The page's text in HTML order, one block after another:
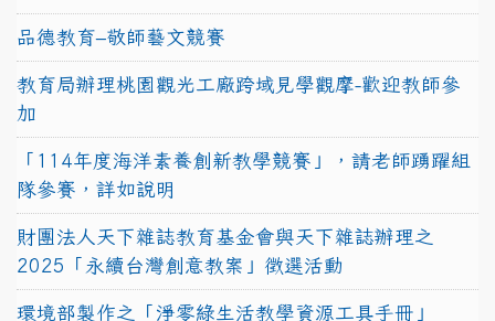
品德教育–敬師藝文競賽
教育局辦理桃園觀光工廠跨域見學觀摩-歡迎教師參
加
「114年度海洋素養創新教學競賽」，請老師踴躍組
隊參賽，詳如說明
財團法人天下雜誌教育基金會與天下雜誌辦理之
2025「永續台灣創意教案」徵選活動
環境部製作之「淨零綠生活教學資源工具手冊」